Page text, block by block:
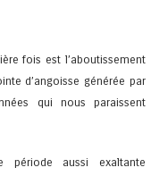
fois est l’aboutissement
d’angoisse générée par
qui nous paraissent
aussi exaltante